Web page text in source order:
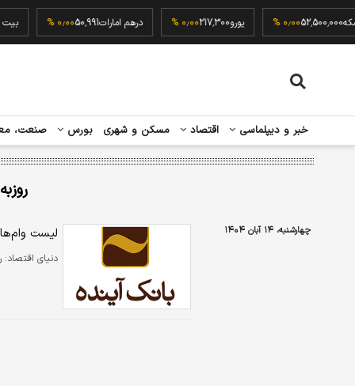
ربع سکه52,500,000۰٫۰۰ % یورو217,300۰٫۰۰ % درهم امارات50,991۰٫۰۰ %
خبر و دیپلماسی اقتصاد مسکن و شهری بورس صنعت،
چهارشنبه، ۱۴ آبان ۱۴۰۴ لیست وام‌های
دنیای اقتصاد: